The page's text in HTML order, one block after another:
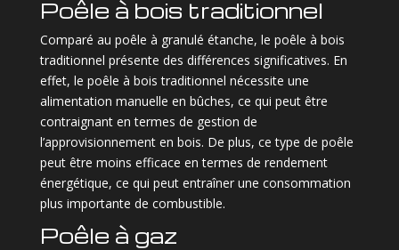
Poêle à bois traditionnel
Comparé au poêle à granulé étanche, le poêle à bois
traditionnel présente des différences significatives. En
effet, le poêle à bois traditionnel nécessite une
alimentation manuelle en bûches, ce qui peut être
contraignant en termes de gestion de
l’approvisionnement en bois. De plus, ce type de poêle
peut être moins efficace en termes de rendement
énergétique, ce qui peut entraîner une consommation
plus importante de combustible.
Poêle à gaz